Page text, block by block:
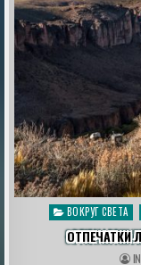
Опубликовано
в
ВОКРУГ СВЕТА
ОТПЕЧАТКИ